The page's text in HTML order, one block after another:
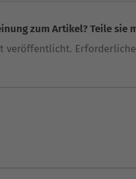
zum Artikel? Teile sie
veröffentlicht.